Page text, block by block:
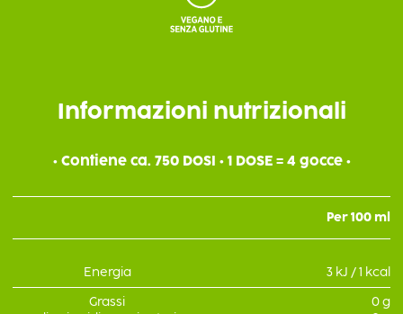
Informazioni nutrizionali
• Contiene ca. 750 DOSI • 1 DOSE = 4 gocce •
Per 100 ml
Energia
Grassi
3 kJ / 1 kcal
0 g